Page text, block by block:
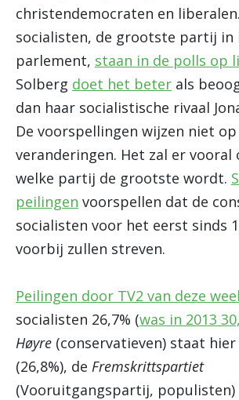
christendemocraten en
socialisten, de grootste partij in
parlement, staan in de polls op
Solberg doet het beter als
dan haar socialistische rivaal
De voorspellingen wijzen niet
veranderingen. Het zal er vooral
welke partij de grootste wordt.
peilingen voorspellen dat de
socialisten voor het eerst sinds
voorbij zullen streven.
Peilingen door TV2 van deze
socialisten 26,7% (was in 2013
Høyre (conservatieven) staat hier
(26,8%), de Fremskrittspartiet
(Vooruitgangspartij, populisten)